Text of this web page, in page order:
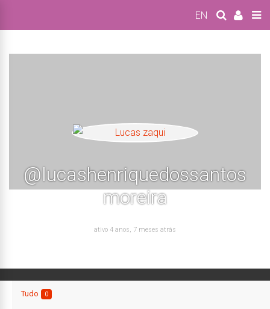
EN
@lucashenriquedossantos
moreira
ativo 4 anos, 7 meses atrás
Tudo 0